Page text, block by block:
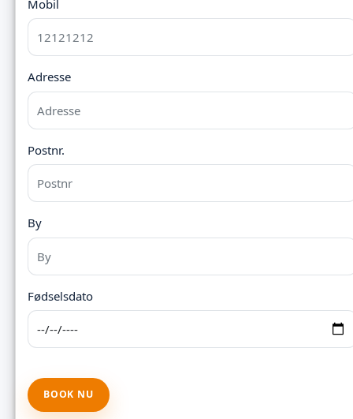
Mobil
Adresse
Postnr.
By
Fødselsdato
BOOK NU